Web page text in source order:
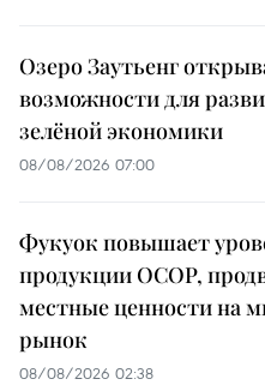
Озеро Заутьенг
возможности для
зелёной экономики
08/08/2026 07:00
Фукуок повышает
продукции OCOP,
местные ценности на
рынок
08/08/2026 02:38